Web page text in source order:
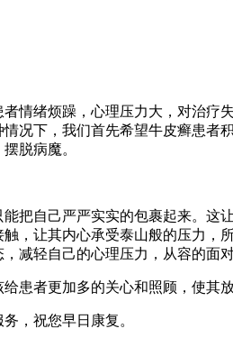
绪烦躁，心理压力大，对治疗
况下，我们首先希望牛皮癣患者
脱病魔。
自己严严实实的包裹起来。这
，让其内心承受泰山般的压力，
减轻自己的心理压力，从容的面对
者更加多的关心和照顾，使其放
，祝您早日康复。